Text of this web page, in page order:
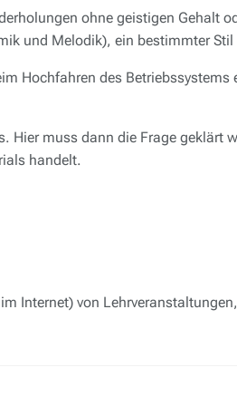
ohne geistigen Gehalt
und Melodik), ein bestimmter Stil
Hochfahren des
Hier muss dann die Frage geklärt
handelt.
Internet) von